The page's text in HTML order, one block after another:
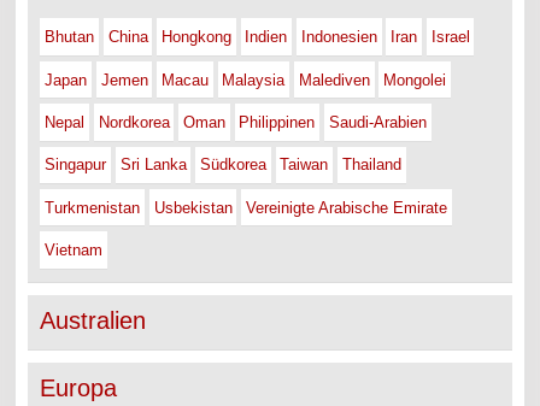
Bhutan China Hongkong Indien Indonesien Iran Israel
Japan Jemen Macau Malaysia Malediven Mongolei
Nepal Nordkorea Oman Philippinen Saudi-Arabien
Singapur Sri Lanka Südkorea Taiwan Thailand
Turkmenistan Usbekistan Vereinigte Arabische Emirate
Vietnam
Australien
Europa